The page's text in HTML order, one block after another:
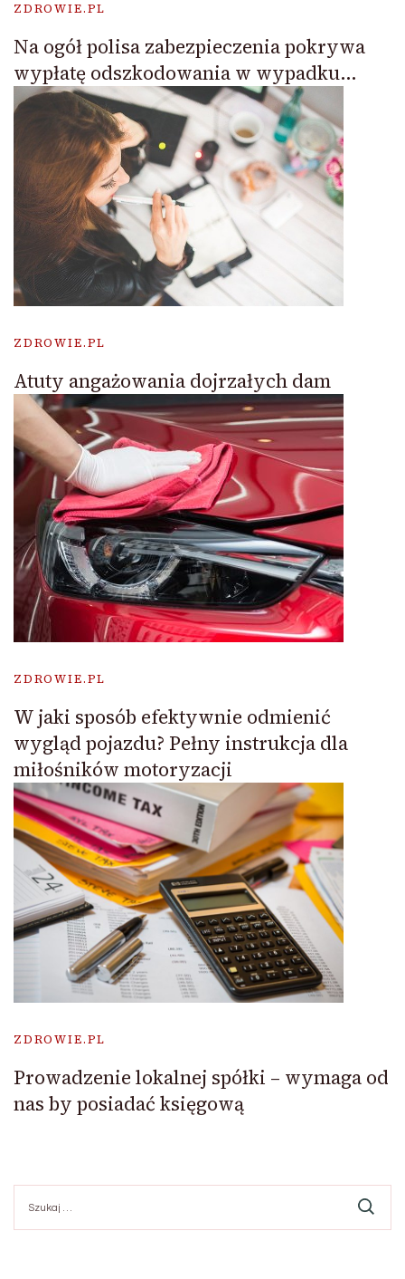
ZDROWIE.PL
Na ogół polisa zabezpieczenia pokrywa
wypłatę odszkodowania w wypadku…
ZDROWIE.PL
Atuty angażowania dojrzałych dam
ZDROWIE.PL
W jaki sposób efektywnie odmienić
wygląd pojazdu? Pełny instrukcja dla
miłośników motoryzacji
ZDROWIE.PL
Prowadzenie lokalnej spółki – wymaga od
nas by posiadać księgową